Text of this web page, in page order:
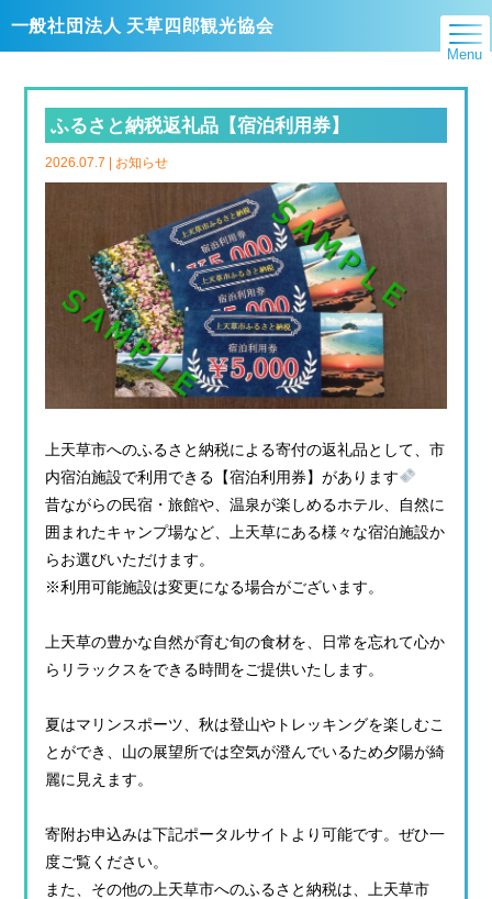
Menu
一般社団法人 天草四郎観光協会
ふるさと納税返礼品【宿泊利用券】
2026.07.7 | お知らせ
上天草市へのふるさと納税による寄付の返礼品として、市
内宿泊施設で利用できる【宿泊利用券】があります
昔ながらの民宿・旅館や、温泉が楽しめるホテル、自然に
囲まれたキャンプ場など、上天草にある様々な宿泊施設か
らお選びいただけます。
※利用可能施設は変更になる場合がございます。
上天草の豊かな自然が育む旬の食材を、日常を忘れて心か
らリラックスをできる時間をご提供いたします。
夏はマリンスポーツ、秋は登山やトレッキングを楽しむこ
とができ、山の展望所では空気が澄んでいるため夕陽が綺
麗に見えます。
寄附お申込みは下記ポータルサイトより可能です。ぜひ一
度ご覧ください。
また、その他の上天草市へのふるさと納税は、上天草市